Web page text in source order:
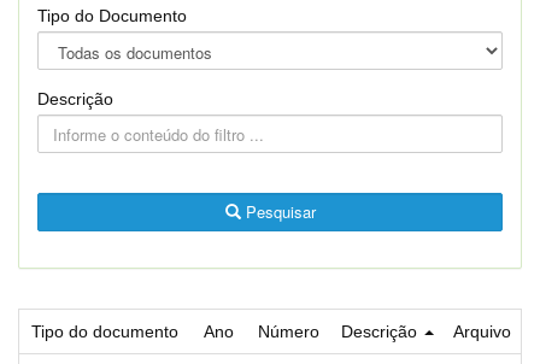
Tipo do Documento
Descrição
Pesquisar
Tipo do documento Ano Número Descrição Arquivo